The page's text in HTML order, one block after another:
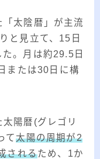
太陰暦」が主流
と見立て、15日
。月は約29.5日
または30日に構
陽暦(グレゴリ
て太陽の周期が2
されるため、1か